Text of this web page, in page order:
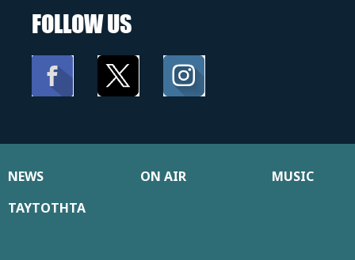
FOLLOW US
NEWS ON AIR
MUSIC
ΤΑΥΤΟΤΗΤΑ